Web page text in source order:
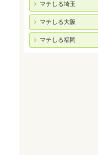
マチしる埼玉
マチしる大阪
マチしる福岡